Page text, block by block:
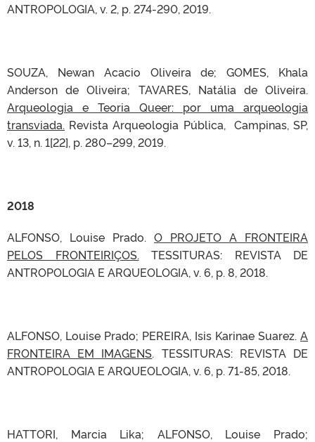
ANTROPOLOGIA, v. 2, p. 274-290, 2019.
SOUZA, Newan Acacio Oliveira de; GOMES, Khala
Anderson de Oliveira; TAVARES, Natália de Oliveira.
Arqueologia e Teoria Queer: por uma arqueologia
transviada. Revista Arqueologia Pública, Campinas, SP,
v. 13, n. 1[22], p. 280–299, 2019.
2018
ALFONSO, Louise Prado. O PROJETO A FRONTEIRA
PELOS FRONTEIRIÇOS. TESSITURAS: REVISTA DE
ANTROPOLOGIA E ARQUEOLOGIA, v. 6, p. 8, 2018.
ALFONSO, Louise Prado; PEREIRA, Isis Karinae Suarez. A
FRONTEIRA EM IMAGENS. TESSITURAS: REVISTA DE
ANTROPOLOGIA E ARQUEOLOGIA, v. 6, p. 71-85, 2018.
HATTORI, Marcia Lika; ALFONSO, Louise Prado;